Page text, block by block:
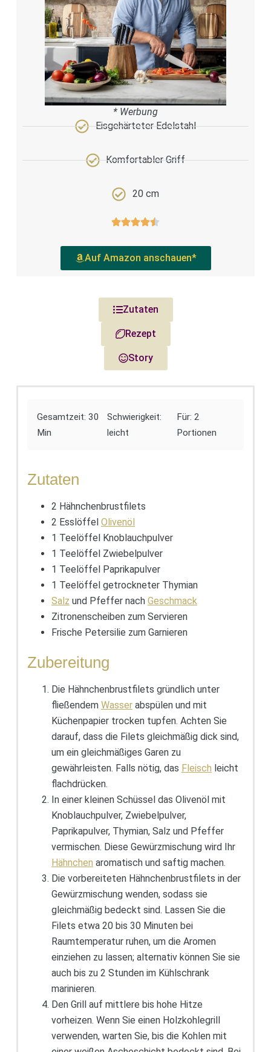
* Werbung
Eisgehärteter Edelstahl
Komfortabler Griff
20 cm
Auf Amazon anschauen*
Zutaten
Rezept
Story
Gesamtzeit: 30
Min
Schwierigkeit:
leicht
Für: 2
Portionen
Zutaten
2 Hähnchenbrustfilets
2 Esslöffel Olivenöl
1 Teelöffel Knoblauchpulver
1 Teelöffel Zwiebelpulver
1 Teelöffel Paprikapulver
1 Teelöffel getrockneter Thymian
Salz und Pfeffer nach Geschmack
Zitronenscheiben zum Servieren
Frische Petersilie zum Garnieren
Zubereitung
Die Hähnchenbrustfilets gründlich unter
fließendem Wasserabspülen und mit
Küchenpapier trocken tupfen. Achten Sie
darauf, dass die Filets gleichmäßig dick sind,
um ein gleichmäßiges Garen zu
gewährleisten. Falls nötig, das Fleisch leicht
flachdrücken.
In einer kleinen Schüssel das Olivenöl mit
Knoblauchpulver, Zwiebelpulver,
Paprikapulver, Thymian, Salz und Pfeffer
vermischen. Diese Gewürzmischung wird Ihr
Hähnchen aromatisch und saftig machen.
Die vorbereiteten Hähnchenbrustfilets in der
Gewürzmischung wenden, sodass sie
gleichmäßig bedeckt sind. Lassen Sie die
Filets etwa 20 bis 30 Minuten bei
Raumtemperatur ruhen, um die Aromen
einziehen zu lassen; alternativ können Sie sie
auch bis zu 2 Stunden im Kühlschrank
marinieren.
Den Grill auf mittlere bis hohe Hitze
vorheizen. Wenn Sie einen Holzkohlegrill
verwenden, warten Sie, bis die Kohlen mit